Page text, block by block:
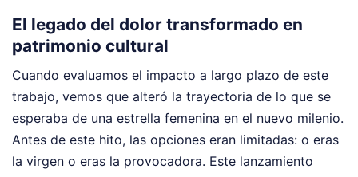
El legado del dolor transformado en
patrimonio cultural
Cuando evaluamos el impacto a largo plazo de este
trabajo, vemos que alteró la trayectoria de lo que se
esperaba de una estrella femenina en el nuevo milenio.
Antes de este hito, las opciones eran limitadas: o eras
la virgen o eras la provocadora. Este lanzamiento